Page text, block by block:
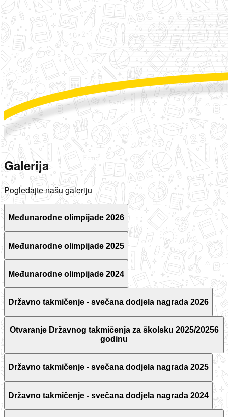
Galerija
Pogledajte našu galeriju
Međunarodne olimpijade 2026
Međunarodne olimpijade 2025
Međunarodne olimpijade 2024
Državno takmičenje - svečana dodjela nagrada 2026
Otvaranje Državnog takmičenja za školsku 2025/20256
godinu
Državno takmičenje - svečana dodjela nagrada 2025
Državno takmičenje - svečana dodjela nagrada 2024